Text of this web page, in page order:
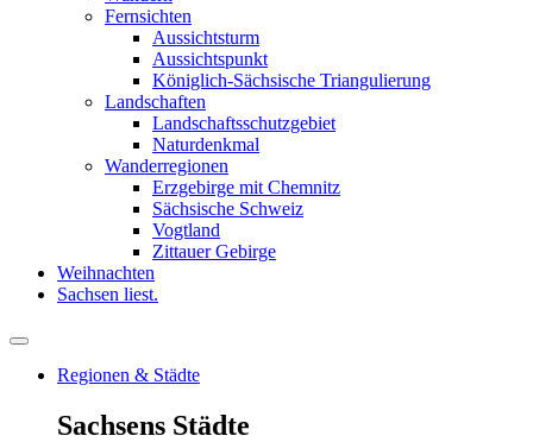
Fernsichten
Aussichtsturm
Aussichtspunkt
Königlich-Sächsische Triangulierung
Landschaften
Landschaftsschutzgebiet
Naturdenkmal
Wanderregionen
Erzgebirge mit Chemnitz
Sächsische Schweiz
Vogtland
Zittauer Gebirge
Weihnachten
Sachsen liest.
Regionen & Städte
Sachsens Städte